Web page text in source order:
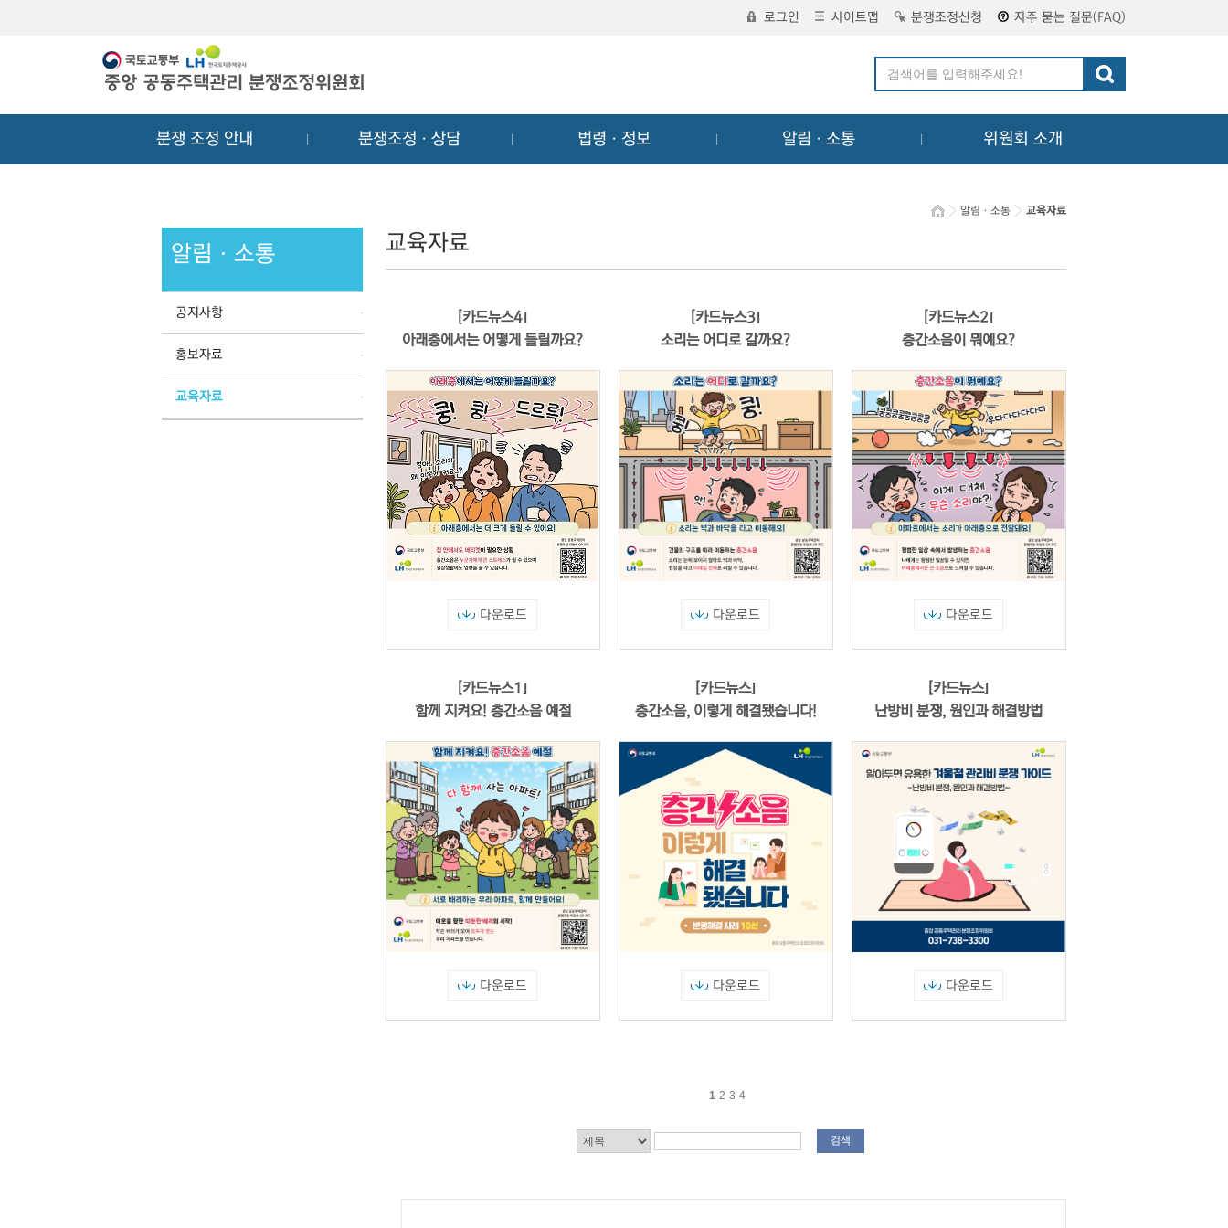
로그인 사이트맵 분쟁조정신청 자주 묻는 질문(FAQ)
분쟁 조정 안내 분쟁조정ㆍ상담 법령ㆍ정보 알림ㆍ소통 위원회 소개
알림ㆍ소통
공지사항
홍보자료
교육자료
알림ㆍ소통 교육자료
교육자료
[카드뉴스4]
아래층에서는 어떻게 들릴까요?
다운로드
[카드뉴스3]
소리는 어디로 갈까요?
다운로드
[카드뉴스2]
층간소음이 뭐예요?
다운로드
[카드뉴스1]
함께 지켜요! 층간소음 예절
다운로드
[카드뉴스]
층간소음, 이렇게 해결됐습니다!
다운로드
[카드뉴스]
난방비 분쟁, 원인과 해결방법
다운로드
1 2 3 4
검색